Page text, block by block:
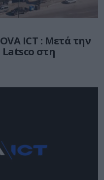
ICT : Μετά την
Latsco στη